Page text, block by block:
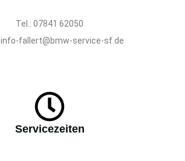
Tel.: 07841 62050
info-fallert@bmw-service-sf.de
Servicezeiten